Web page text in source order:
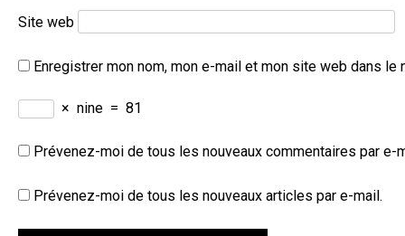
Site web
Enregistrer mon nom, mon e-mail et mon site web dans le
× nine = 81
Prévenez-moi de tous les nouveaux commentaires par e-
Prévenez-moi de tous les nouveaux articles par e-mail.